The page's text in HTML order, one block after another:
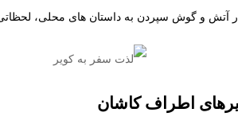
آتش و گوش سپردن به داستان ‌های محلی،
اطراف کاشان